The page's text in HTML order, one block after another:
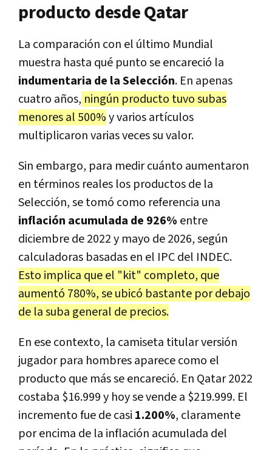
producto desde Qatar
La comparación con el último Mundial
muestra hasta qué punto se encareció la
indumentaria de la Selección. En apenas
cuatro años, ningún producto tuvo subas
menores al 500%y varios artículos
multiplicaron varias veces su valor.
Sin embargo, para medir cuánto aumentaron
en términos reales los productos de la
Selección, se tomó como referencia una
inflación acumulada de 926% entre
diciembre de 2022 y mayo de 2026, según
calculadoras basadas en el IPC del INDEC.
Esto implica que el "kit" completo, que
aumentó 780%, se ubicó bastante por debajo
de la suba general de precios.
En ese contexto, la camiseta titular versión
jugador para hombres aparece como el
producto que más se encareció. En Qatar 2022
costaba $16.999 y hoy se vende a $219.999. El
incremento fue de casi 1.200%, claramente
por encima de la inflación acumulada del